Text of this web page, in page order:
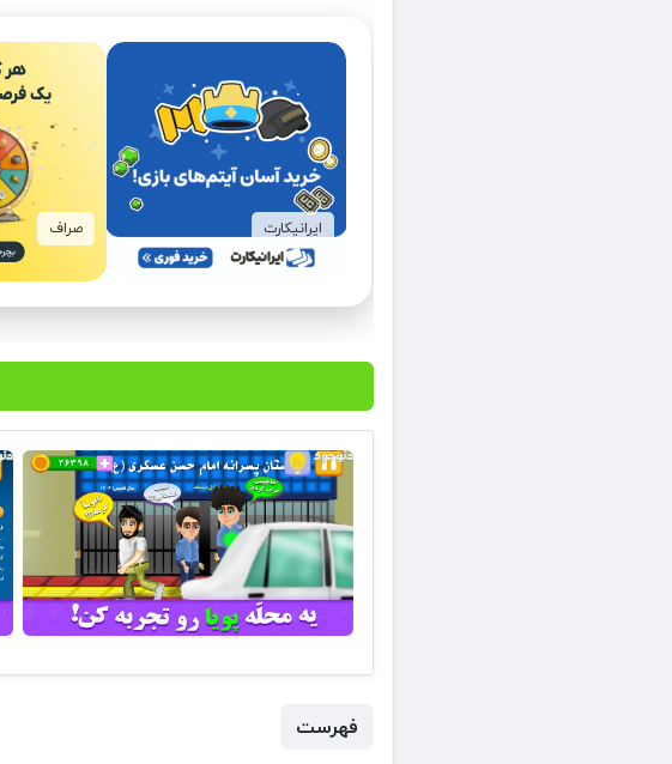
ایرانیکارت صراف
فهرست